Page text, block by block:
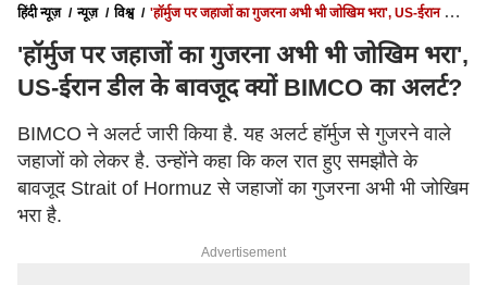
हिंदी न्यूज़ न्यूज़ विश्व
'हॉर्मुज पर जहाजों का गुजरना अभी भी जोखिम भरा', US-ईरान डील
'हॉर्मुज पर जहाजों का गुजरना अभी भी जोखिम भरा',
US-ईरान डील के बावजूद क्यों BIMCO का अलर्ट?
BIMCO ने अलर्ट जारी किया है. यह अलर्ट हॉर्मुज से गुजरने वाले
जहाजों को लेकर है. उन्होंने कहा कि कल रात हुए समझौते के
बावजूद Strait of Hormuz से जहाजों का गुजरना अभी भी जोखिम
भरा है.
Advertisement